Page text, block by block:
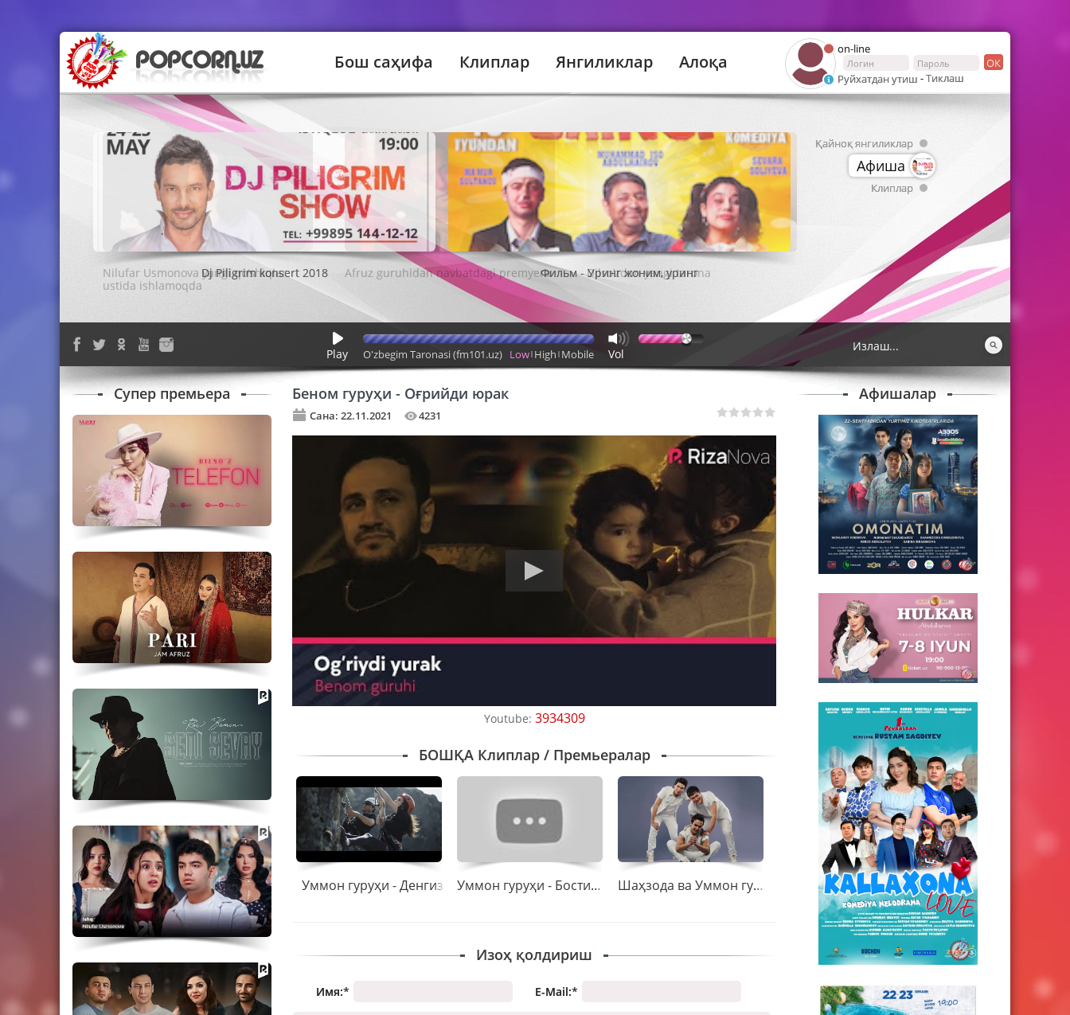
on-line
ОК
Руйхатдан утиш -Тиклаш
Бош саҳифа Клиплар Янгиликлар Алоқа
Dj Piligrim konsert 2018 Фильм - Уринг жоним, уринг
Қайноқ янгиликлар
Афиша
Клиплар
Play Low High Mobile
O'zbegim Taronasi (fm101.uz) Vol
Беном гуруҳи - Оғрийди юрак
Сана: 22.11.2021 4231
Youtube: 3934309
БОШҚА Клиплар / Премьералар
Уммон гуруҳи - Денгиз Уммон гуруҳи - Бостима-бости Шаҳзода ва Уммон гуруҳи - Ёнаман
Изоҳ қолдириш
Имя:* E-Mail:*
Афишалар
Супер премьера